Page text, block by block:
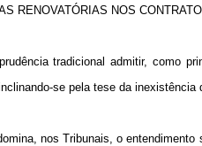
RENOVATÓRIAS NOS
tradicional admitir, como
se pela tese da
nos Tribunais, o